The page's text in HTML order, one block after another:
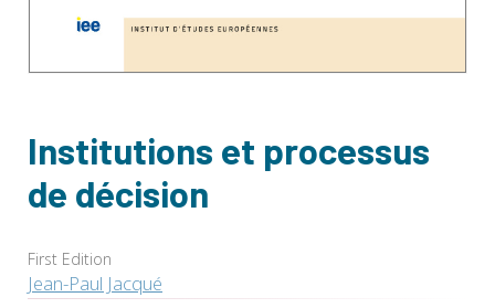
Institutions et processus
de décision
First Edition
Jean-Paul Jacqué